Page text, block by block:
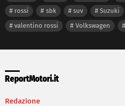
rossi
sbk suv Suzuki
valentino rossi
Volkswagen
ReportMotori.it
Redazione